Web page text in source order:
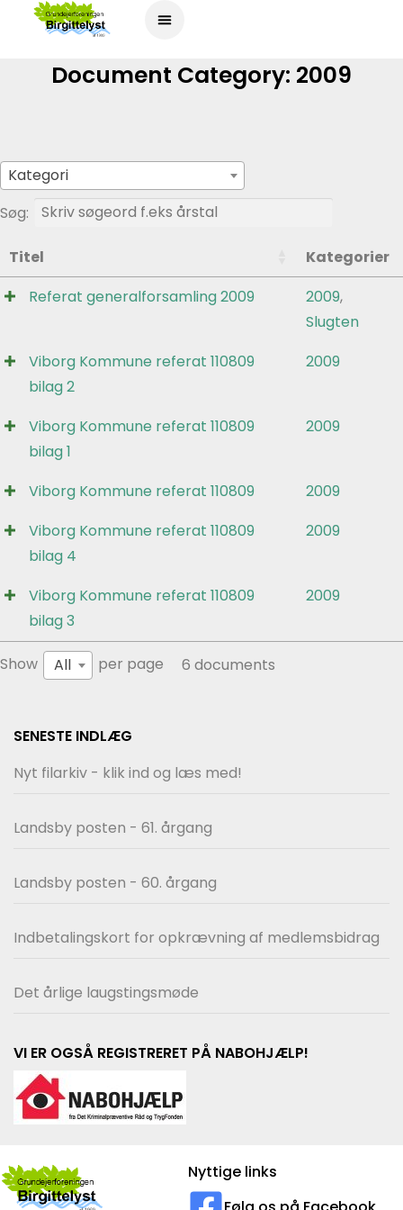
Document Category: 2009
Kategori
Søg:
Titel
Kategorier
Referat generalforsamling 2009
2009,
Slugten
Viborg Kommune referat 110809
bilag 2
2009
Viborg Kommune referat 110809
bilag 1
2009
Viborg Kommune referat 110809
2009
Viborg Kommune referat 110809
bilag 4
2009
Viborg Kommune referat 110809
bilag 3
2009
Show All per page 6 documents
SENESTE INDLÆG
Nyt filarkiv - klik ind og læs med!
Landsby posten - 61. årgang
Landsby posten - 60. årgang
Indbetalingskort for opkrævning af medlemsbidrag
Det årlige laugstingsmøde
VI ER OGSÅ REGISTRERET PÅ NABOHJÆLP!
Nyttige links